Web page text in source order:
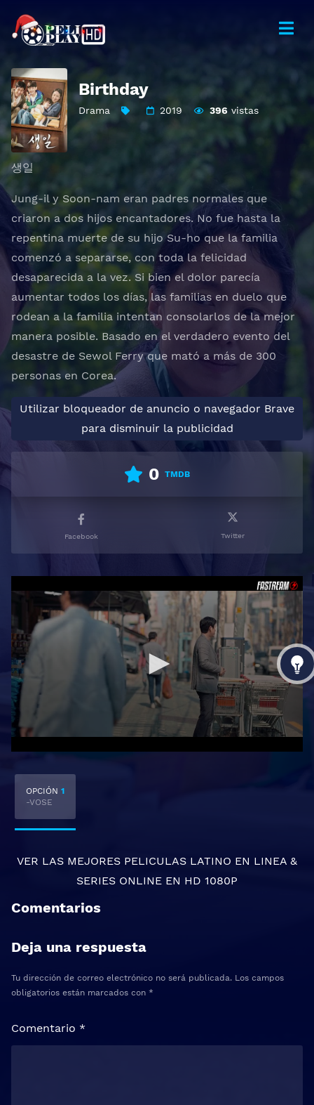
Birthday
Drama 2019 396 vistas
생일
Jung-il y Soon-nam eran padres normales que
criaron a dos hijos encantadores. No fue hasta la
repentina muerte de su hijo Su-ho que la familia
comenzó a separarse, con toda la felicidad
desaparecida a la vez. Si bien el dolor parecía
aumentar todos los días, las familias en duelo que
rodean a la familia intentan consolarlos de la mejor
manera posible. Basado en el verdadero evento del
desastre de Sewol Ferry que mató a más de 300
personas en Corea.
Utilizar bloqueador de anuncio o navegador Brave
para disminuir la publicidad
0 TMDB
Facebook Twitter
OPCIÓN 1
-VOSE
VER LAS MEJORES PELICULAS LATINO EN LINEA &
SERIES ONLINE EN HD 1080P
Comentarios
Deja una respuesta
Tu dirección de correo electrónico no será publicada. Los campos
obligatorios están marcados con *
Comentario *